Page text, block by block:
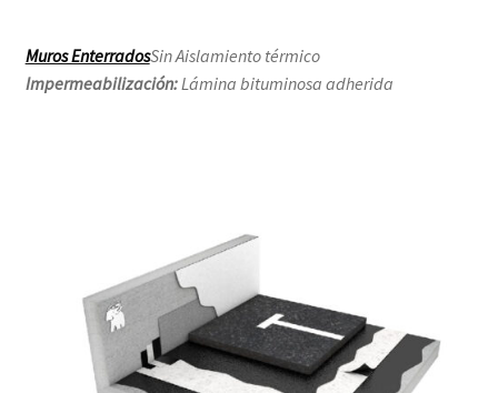
Muros EnterradosSin Aislamiento térmico
Impermeabilización:Lámina bituminosa adherida